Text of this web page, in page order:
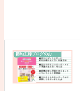
節約主婦ブログのお知らせ